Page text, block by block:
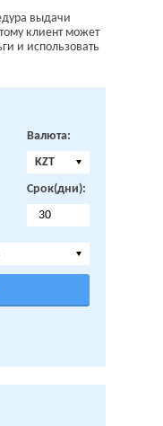
выдачи
клиент может
и использовать
Валюта:
KZT
Срок(дни):